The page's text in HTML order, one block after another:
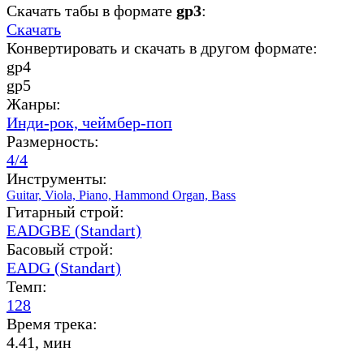
Скачать табы в формате gp3:
Скачать
Конвертировать и скачать в другом формате:
gp4
gp5
Жанры:
Инди-рок, чеймбер-поп
Размерность:
4/4
Инструменты:
Guitar, Viola, Piano, Hammond Organ, Bass
Гитарный строй:
EADGBE (Standart)
Басовый строй:
EADG (Standart)
Темп:
128
Время трека:
4.41, мин